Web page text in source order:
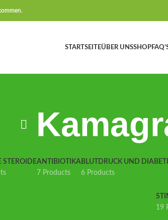
STARTSEITEÜBER UNSSHOP
STEROIDEANTIBIOTIKA
7 Products
BLUTDRUCK UND
6 Products
19